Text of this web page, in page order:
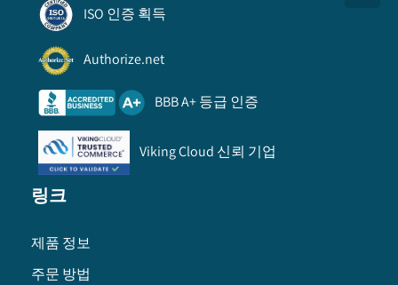
ISO 인증 획득
Authorize.net
BBB A+ 등급 인증
Viking Cloud 신뢰 기업
링크
제품 정보
주문 방법